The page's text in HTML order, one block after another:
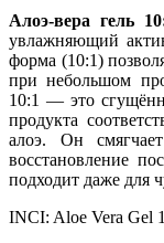
Алоэ-вера гель
увлажняющий
форма (10:1)
при небольшом
10:1 — это
продукта
алоэ. Он
восстановление
подходит даже для
INCI: Aloe Vera Gel